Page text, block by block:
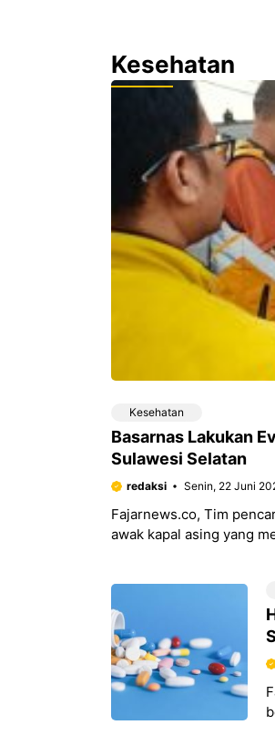
Kesehatan
Kesehatan
Basarnas Lakukan
Sulawesi Selatan
redaksi Senin, 22 Juni
Fajarnews.co, Tim
awak kapal asing yang